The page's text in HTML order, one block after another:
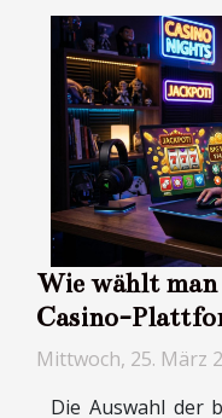
Wie wählt
Casino-
Mittwoch, 25. März
Die Auswahl der